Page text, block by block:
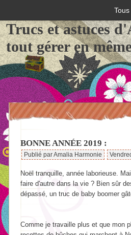
Trucs et astuces
tout gérer en
BONNE ANNÉE 2019 :
Publié par Amalia Harmonie
Noël tranquille, année laborieuse.
faire d'autre dans la vie ? Bien sûr
dépassé, un truc de baby boomer
Comme je travaille plus et que mon